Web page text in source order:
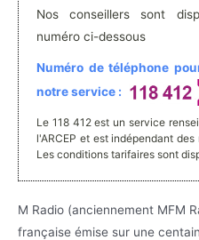
Nos conseillers sont
numéro ci-dessous
Numéro de téléphone
notre service :
Le 118 412 est un service
l'ARCEP et est indépendant
Les conditions tarifaires sont
M Radio (anciennement MFM
française émise sur une